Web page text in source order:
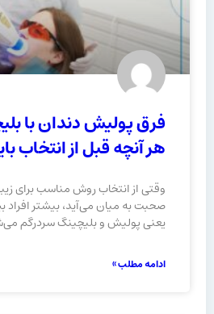
فرق پولیش دندان با
هر آنچه قبل از انتخاب
وقتی از انتخاب روش مناسب برای
یعنی پولیش و بلیچینگ سردرگم
ادامه مطلب »